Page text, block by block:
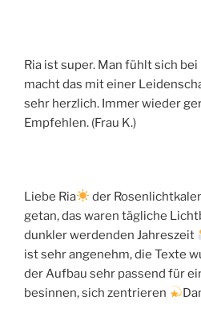
Ria ist super. Man fühlt sich
macht das mit einer
sehr herzlich. Immer wieder
Empfehlen. (Frau K.)
Liebe Ria
der
getan, das waren tägliche
dunkler werdenden Jahreszeit
ist sehr angenehm, die Texte
der Aufbau sehr passend für
besinnen, sich zentrieren